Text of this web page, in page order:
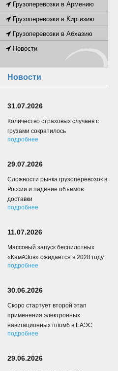
Грузоперевозки в Армению
Грузоперевозки в Киргизию
Грузоперевозки в Абхазию
Новости
Новости
31.07.2026
Количество страховых случаев с
грузами сократилось
подробнее
29.07.2026
Сложности рынка грузоперевозок в
России и падение объемов
доставки
подробнее
11.07.2026
Массовый запуск беспилотных
«КамАЗов» ожидается в 2028 году
подробнее
30.06.2026
Скоро стартует второй этап
применения электронных
навигационных пломб в ЕАЭС
подробнее
29.06.2026